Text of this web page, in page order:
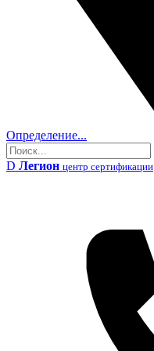
Определение...
Поиск
D Легион центр сертификации